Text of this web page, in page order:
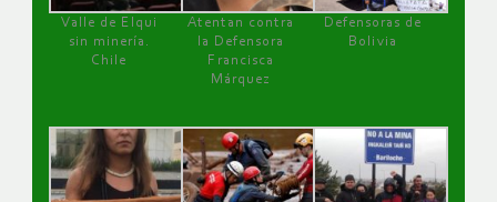
Valle de Elqui
sin minería.
Chile
Atentan contra
la Defensora
Francisca
Márquez
Defensoras de
Bolivia